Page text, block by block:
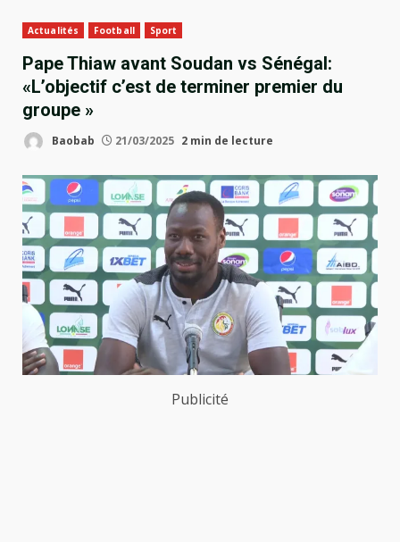
Actualités Football Sport
Pape Thiaw avant Soudan vs Sénégal:
«L’objectif c’est de terminer premier du
groupe »
Baobab 21/03/2025 2 min de lecture
Publicité